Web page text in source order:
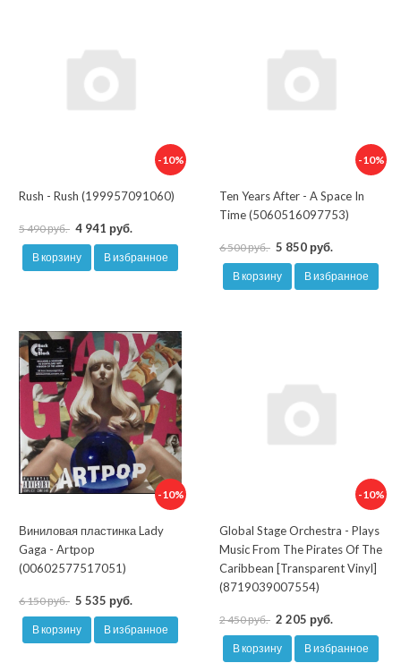
-10%
Rush - Rush (199957091060)
5 490 руб. 4 941 руб.
В корзину В избранное
-10%
Ten Years After - A Space In
Time (5060516097753)
6 500 руб. 5 850 руб.
В корзину В избранное
-10%
Виниловая пластинка Lady
Gaga - Artpop
(00602577517051)
6 150 руб. 5 535 руб.
В корзину В избранное
-10%
Global Stage Orchestra - Plays
Music From The Pirates Of The
Caribbean [Transparent Vinyl]
(8719039007554)
2 450 руб. 2 205 руб.
В корзину В избранное